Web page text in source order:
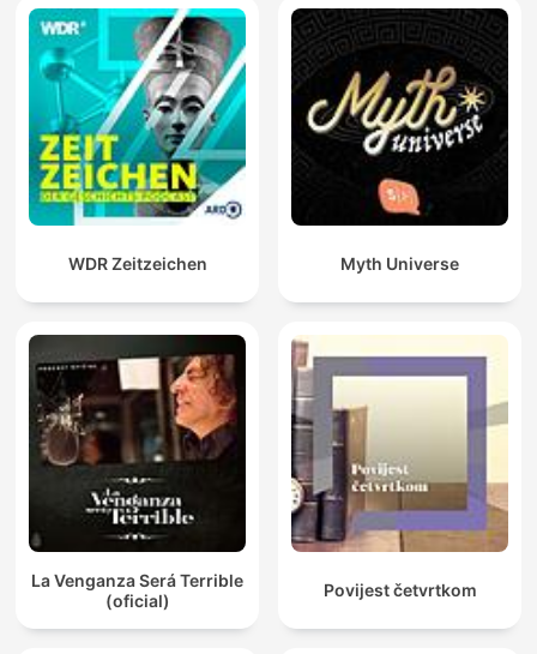
WDR Zeitzeichen Myth Universe
La Venganza Será Terrible
(oficial)
Povijest četvrtkom